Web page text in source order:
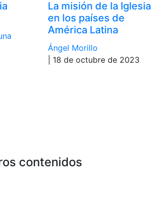
La misión de la Iglesia
en los países de
América Latina
Ángel Morillo
| 18 de octubre de 2023
contenidos